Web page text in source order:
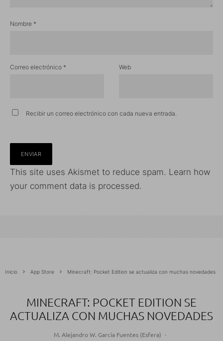
Nombre *
Correo electrónico * Web
Recibir un correo electrónico con cada nueva entrada.
This site uses Akismet to reduce spam. Learn how
your comment data is processed.
Inicio App Store Minecraft: Pocket Edition se actualiza con muchas novedades
MINECRAFT: POCKET EDITION SE
ACTUALIZA CON MUCHAS NOVEDADES
M. Alejandro W. García Fuentes (Esfera) ·